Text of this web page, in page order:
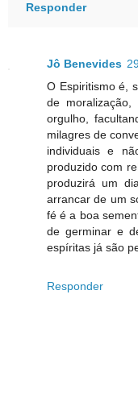
Responder
Jô Benevides
O Espiritismo é,
de
orgulho,
milagres de
individuais e
produzido com
produzirá um
arrancar de um
fé é a boa
de germinar e
espíritas já são
Responder